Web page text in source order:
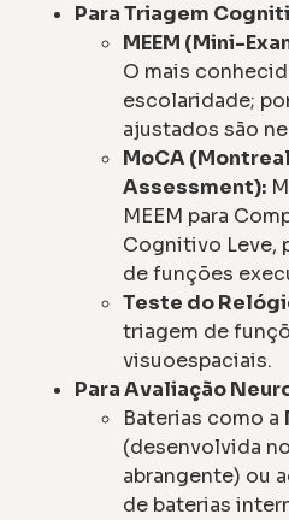
Para Triagem
MEEM (Mini-
O mais
escolaridade;
ajustados são
MoCA
Assessment):
MEEM para
Cognitivo Leve,
de funções
Teste do
triagem de
visuoespaciais.
Para Avaliação
Baterias como a
(desenvolvida
abrangente) ou
de baterias